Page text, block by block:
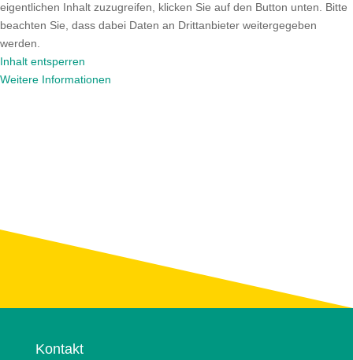
eigentlichen Inhalt zuzugreifen, klicken Sie auf den Button unten. Bitte
beachten Sie, dass dabei Daten an Drittanbieter weitergegeben
werden.
Inhalt entsperren
Weitere Informationen
Kontakt